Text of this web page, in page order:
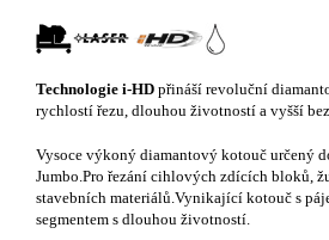
Technologie i-HD přináší revoluční
rychlostí řezu, dlouhou životností a vyšší
Vysoce výkoný diamantový kotouč určený
Jumbo.Pro řezání cihlových zdících bloků,
stavebních materiálů.Vynikající kotouč s
segmentem s dlouhou životností.